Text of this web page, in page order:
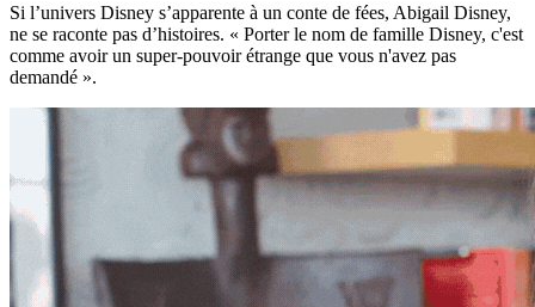
Si l’univers Disney s’apparente à un conte de fées, Abigail Disney,
ne se raconte pas d’histoires. « Porter le nom de famille Disney, c'est
comme avoir un super-pouvoir étrange que vous n'avez pas
demandé ».